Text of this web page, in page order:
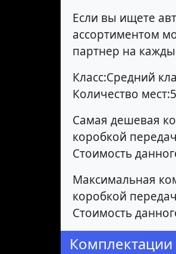
Если вы ищете
ассортиментом
партнер на
Класс:Средний
Количество мест:5
Самая дешевая
коробкой
Стоимость
Максимальная
коробкой
Стоимость